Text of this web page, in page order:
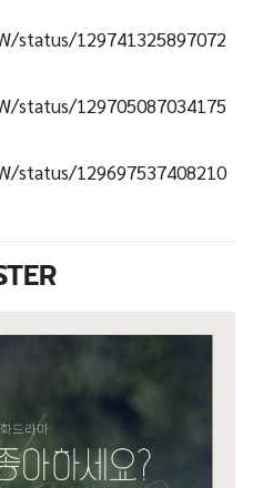
status/129741325897072
status/129705087034175
status/129697537408210